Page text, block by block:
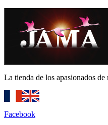
La tienda de los apasionados de
Facebook